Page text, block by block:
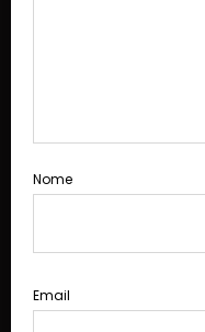
Nome
Email